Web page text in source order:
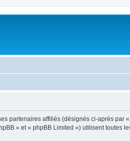
partenaires affiliés (désignés ci-après par
» et « phpBB Limited ») utilisent toutes